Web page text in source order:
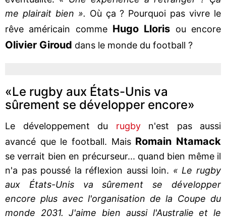
me plairait bien ». Où ça ? Pourquoi pas vivre le
rêve américain comme Hugo Lloris ou encore
Olivier Giroud dans le monde du football ?
«Le rugby aux États-Unis va
sûrement se développer encore»
Le développement du rugby n'est pas aussi
avancé que le football. Mais Romain Ntamack
se verrait bien en précurseur... quand bien même il
n'a pas poussé la réflexion aussi loin. « Le rugby
aux États-Unis va sûrement se développer
encore plus avec l'organisation de la Coupe du
monde 2031. J'aime bien aussi l'Australie et le